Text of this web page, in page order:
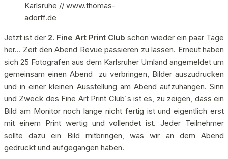
Karlsruhe // www.thomas-
adorff.de
Jetzt ist der 2. Fine Art Print Club schon wieder ein paar Tage
her… Zeit den Abend Revue passieren zu lassen. Erneut haben
sich 25 Fotografen aus dem Karlsruher Umland angemeldet um
gemeinsam einen Abend zu verbringen, Bilder auszudrucken
und in einer kleinen Ausstellung am Abend aufzuhängen. Sinn
und Zweck des Fine Art Print Club´s ist es, zu zeigen, dass ein
Bild am Monitor noch lange nicht fertig ist und eigentlich erst
mit einem Print wertig und vollendet ist. Jeder Teilnehmer
sollte dazu ein Bild mitbringen, was wir an dem Abend
gedruckt und aufgegangen haben.